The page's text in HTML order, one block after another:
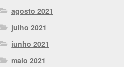
agosto 2021
julho 2021
junho 2021
maio 2021